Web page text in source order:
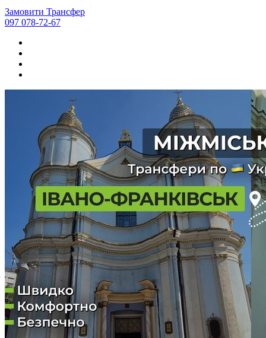
Замовити Трансфер
097 078-72-67